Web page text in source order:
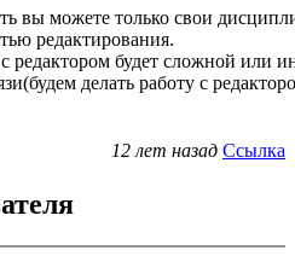
вы можете только свои
редактирования.
редактором будет сложной или
делать работу с
12 лет назад Ссылка